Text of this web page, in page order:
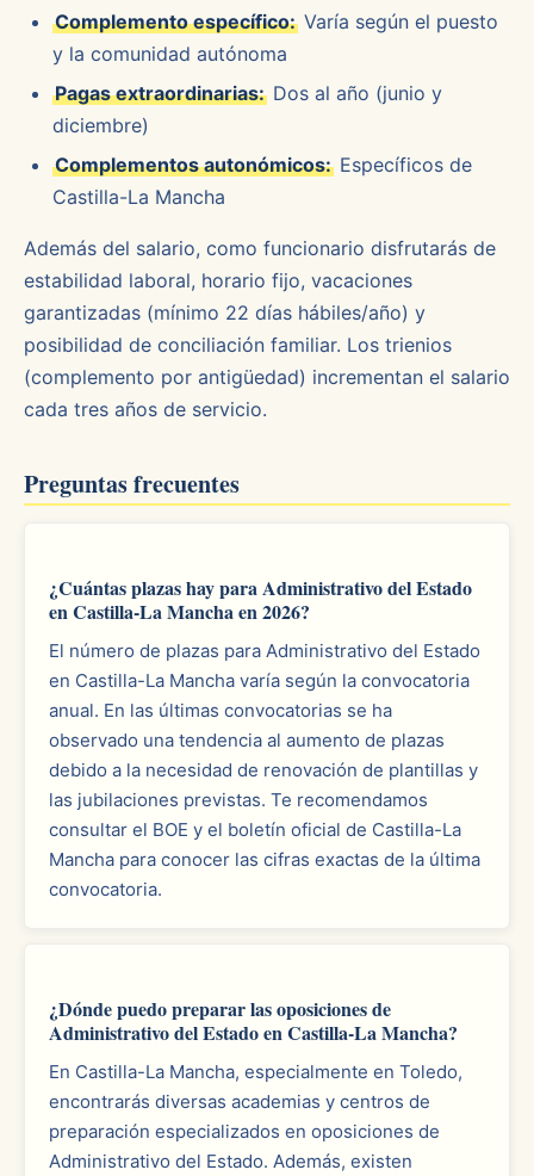
Complemento específico: Varía según el puesto
y la comunidad autónoma
Pagas extraordinarias: Dos al año (junio y
diciembre)
Complementos autonómicos: Específicos de
Castilla-La Mancha
Además del salario, como funcionario disfrutarás de
estabilidad laboral, horario fijo, vacaciones
garantizadas (mínimo 22 días hábiles/año) y
posibilidad de conciliación familiar. Los trienios
(complemento por antigüedad) incrementan el salario
cada tres años de servicio.
Preguntas frecuentes
¿Cuántas plazas hay para Administrativo del Estado
en Castilla-La Mancha en 2026?
El número de plazas para Administrativo del Estado
en Castilla-La Mancha varía según la convocatoria
anual. En las últimas convocatorias se ha
observado una tendencia al aumento de plazas
debido a la necesidad de renovación de plantillas y
las jubilaciones previstas. Te recomendamos
consultar el BOE y el boletín oficial de Castilla-La
Mancha para conocer las cifras exactas de la última
convocatoria.
¿Dónde puedo preparar las oposiciones de
Administrativo del Estado en Castilla-La Mancha?
En Castilla-La Mancha, especialmente en Toledo,
encontrarás diversas academias y centros de
preparación especializados en oposiciones de
Administrativo del Estado. Además, existen